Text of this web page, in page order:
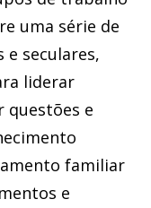
uma série de
e seculares,
liderar
questões e
familiar
e